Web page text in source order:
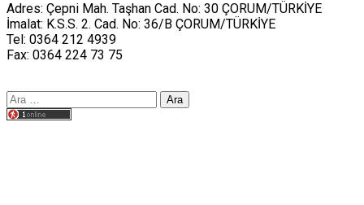
Adres: Çepni Mah. Taşhan Cad. No: 30 ÇORUM/TÜRKİYE
İmalat: K.S.S. 2. Cad. No: 36/B ÇORUM/TÜRKİYE
Tel: 0364 212 4939
Fax: 0364 224 73 75
Arama: